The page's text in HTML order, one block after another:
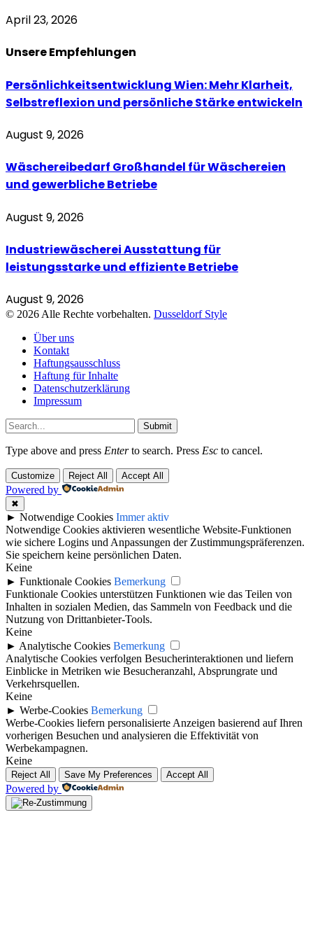
April 23, 2026
UnsereEmpfehlungen
Persönlichkeitsentwicklung Wien: Mehr Klarheit,
Selbstreflexion und persönliche Stärke entwickeln
August 9, 2026
Wäschereibedarf Großhandel für Wäschereien
und gewerbliche Betriebe
August 9, 2026
Industriewäscherei Ausstattung für
leistungsstarke und effiziente Betriebe
August 9, 2026
© 2026 Alle Rechte vorbehalten. Dusseldorf Style
Über uns
Kontakt
Haftungsausschluss
Haftung für Inhalte
Datenschutzerklärung
Impressum
Submit
Type above and press Enterto search. Press Esc to cancel.
Customize Reject All Accept All
Powered by
✖
► Notwendige Cookies Immer aktiv
Notwendige Cookies aktivieren wesentliche Website-Funktionen
wie sichere Logins und Anpassungen der Zustimmungspräferenzen.
Sie speichern keine persönlichen Daten.
Keine
► Funktionale Cookies Bemerkung
Funktionale Cookies unterstützen Funktionen wie das Teilen von
Inhalten in sozialen Medien, das Sammeln von Feedback und die
Nutzung von Drittanbieter-Tools.
Keine
► Analytische Cookies Bemerkung
Analytische Cookies verfolgen Besucherinteraktionen und liefern
Einblicke in Metriken wie Besucheranzahl, Absprungrate und
Verkehrsquellen.
Keine
► Werbe-Cookies Bemerkung
Werbe-Cookies liefern personalisierte Anzeigen basierend auf Ihren
vorherigen Besuchen und analysieren die Effektivität von
Werbekampagnen.
Keine
Reject All Save My Preferences Accept All
Powered by